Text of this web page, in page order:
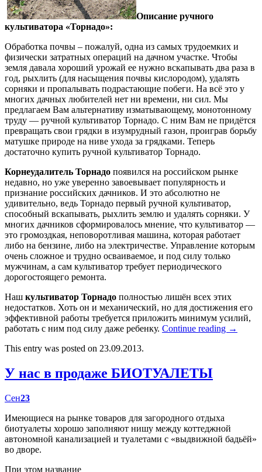
Описание ручного
культиватора «Торнадо»:
Обработка почвы – пожалуй, одна из самых трудоемких и
физически затратных операций на дачном участке. Чтобы
земля давала хороший урожай ее нужно вскапывать два раза в
год, рыхлить (для насыщения почвы кислородом), удалять
сорняки и пропалывать подрастающие побеги. На всё это у
многих дачных любителей нет ни времени, ни сил. Мы
предлагаем Вам альтернативу изматывающему, монотонному
труду — ручной культиватор Торнадо. С ним Вам не придётся
превращать свои грядки в изумрудный газон, проиграв борьбу
матушке природе на ниве ухода за грядками. Теперь
достаточно купить ручной культиватор Торнадо.
Корнеудалитель Торнадо появился на российском рынке
недавно, но уже уверенно завоевывает популярность и
признание российских дачников. И это абсолютно не
удивительно, ведь Торнадо первый ручной культиватор,
способный вскапывать, рыхлить землю и удалять сорняки. У
многих дачников сформировалось мнение, что культиватор —
это громоздкая, неповоротливая машина, которая работает
либо на бензине, либо на электричестве. Управление которым
очень сложное и трудно осваиваемое, и под силу только
мужчинам, а сам культиватор требует периодического
дорогостоящего ремонта.
Наш культиватор Торнадо полностью лишён всех этих
недостатков. Хоть он и механический, но для достижения его
эффективной работы требуется приложить минимум усилий,
работать с ним под силу даже ребенку. Continue reading →
This entry was posted on 23.09.2013.
У нас в продаже БИОТУАЛЕТЫ
Сен23
Имеющиеся на рынке товаров для загородного отдыха
биотуалеты хорошо заполняют нишу между коттеджной
автономной канализацией и туалетами с «выдвижной бадьёй»
во дворе.
При этом название